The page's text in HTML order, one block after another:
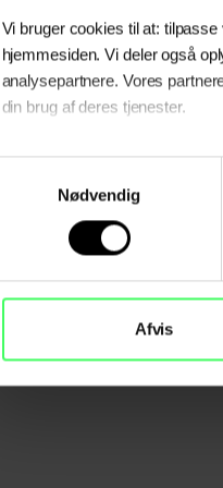
Vi bruger cookies til at:
hjemmesiden. Vi deler også
analysepartnere. Vores
din brug af deres tjenester.
Læs vorescookie- og
Nødvendig
Afvis